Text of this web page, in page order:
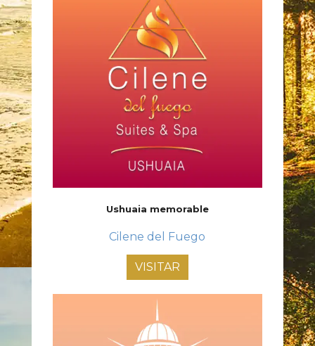
Ushuaia memorable
Cilene del Fuego
VISITAR